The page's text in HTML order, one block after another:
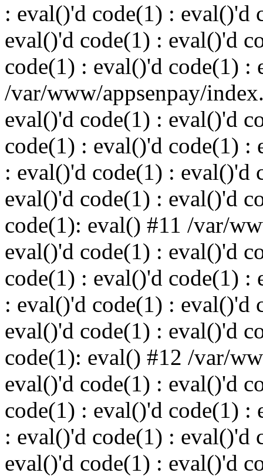
: eval()'d code(1) : eval()'d
eval()'d code(1) : eval()'d
code(1) : eval()'d code(1) :
/var/www/appsenpay/
eval()'d code(1) : eval()'d
code(1) : eval()'d code(1) :
: eval()'d code(1) : eval()'d
eval()'d code(1) : eval()'d
code(1): eval() #11 /var/
eval()'d code(1) : eval()'d
code(1) : eval()'d code(1) :
: eval()'d code(1) : eval()'d
eval()'d code(1) : eval()'d
code(1): eval() #12 /var/
eval()'d code(1) : eval()'d
code(1) : eval()'d code(1) :
: eval()'d code(1) : eval()'d
eval()'d code(1) : eval()'d